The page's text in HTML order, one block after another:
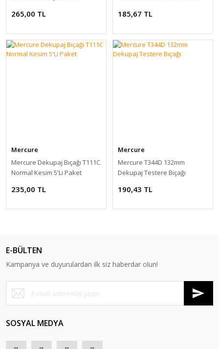
265,00 TL 185,67 TL
Mercure
Mercure Dekupaj Bıçağı T111C
Normal Kesim 5'Li Paket
235,00 TL
Mercure
Mercure T344D 132mm
Dekupaj Testere Bıçağı
190,43 TL
E-BÜLTEN
Kampanya ve duyurulardan ilk siz haberdar olun!
SOSYAL MEDYA